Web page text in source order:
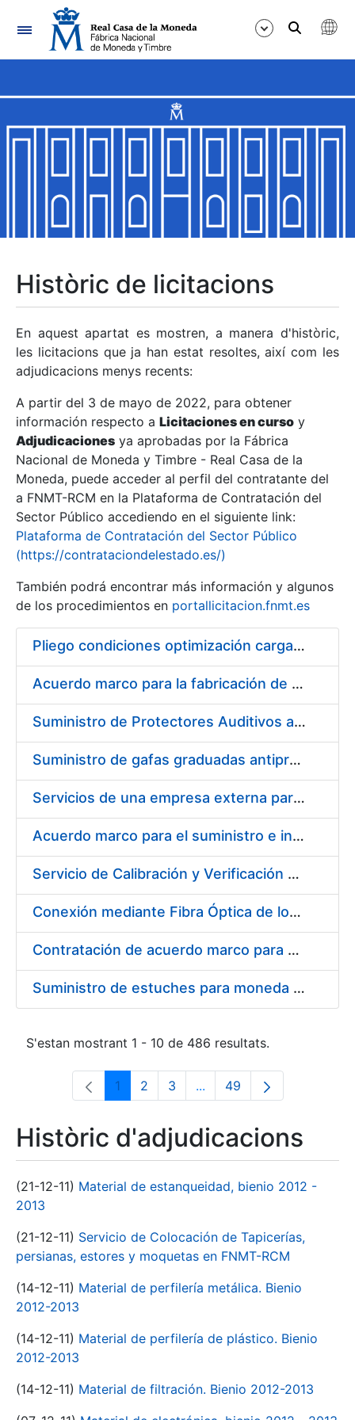
Navegació
Mostra/Amaga
Mostra/Amaga
Mostra/Amaga
Mostra/Amaga
Mostra/Amaga
Mostra/Amaga
Històric de licitacions
En aquest apartat es mostren, a manera d'històric,
les licitacions que ja han estat resoltes, així com les
adjudicacions menys recents:
A partir del 3 de mayo de 2022, para obtener
información respecto a Licitaciones en curso y
Adjudicaciones ya aprobadas por la Fábrica
Nacional de Moneda y Timbre - Real Casa de la
Moneda, puede acceder al perfil del contratante del
a FNMT-RCM en la Plataforma de Contratación del
Sector Público accediendo en el siguiente link:
Plataforma de Contratación del Sector Público
(https://contrataciondelestado.es/)
También podrá encontrar más información y algunos
de los procedimientos en portallicitacion.fnmt.es
Pliego condiciones optimización cargas compras firmado
Acuerdo marco para la fabricación de piezas
Suministro de Protectores Auditivos a medida para las personas trabajadoras de los Centros de Trabajo de Madrid y Burgos
Suministro de gafas graduadas antiproyecciones para los trabajadores de la FNMT-RCM en los centros de trabajo de Madrid y Burgos
Servicios de una empresa externa para el asesoramiento y resolución de los recursos de alzada que se presentan relacionados con procesos de selección para la FNMT-RCM
Acuerdo marco para el suministro e instalación de persianas, estores y otros complementos
Servicio de Calibración y Verificación Externa de los Equipos de Medición del Servicio de Prevención de la FNMT-RCM
Conexión mediante Fibra Óptica de los Centros de Proceso de Datos (CPDs) de las sedes de la FNMT-RCM de Burgos y Madrid
Contratación de acuerdo marco para el Suministro de Material de Electricidad para la Fábrica Nacional de Moneda y Timbre-Real Casa de la Moneda en su centro de trabajo de Burgos
Suministro de estuches para moneda de 30 €
S'estan mostrant 1 - 10 de 486 resultats.
Pàgina
1 Pàgina
2 Pàgina
3 ...Pàgines intermèdies
Pàgina
49
Històric d'adjudicacions
(21-12-11) Material de estanqueidad, bienio 2012 -
2013
(21-12-11) Servicio de Colocación de Tapicerías,
persianas, estores y moquetas en FNMT-RCM
(14-12-11) Material de perfilería metálica. Bienio
2012-2013
(14-12-11) Material de perfilería de plástico. Bienio
2012-2013
(14-12-11) Material de filtración. Bienio 2012-2013